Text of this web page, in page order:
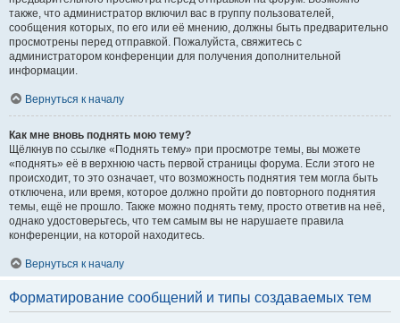
также, что администратор включил вас в группу пользователей,
сообщения которых, по его или её мнению, должны быть предварительно
просмотрены перед отправкой. Пожалуйста, свяжитесь с
администратором конференции для получения дополнительной
информации.
Вернуться к началу
Как мне вновь поднять мою тему?
Щёлкнув по ссылке «Поднять тему» при просмотре темы, вы можете
«поднять» её в верхнюю часть первой страницы форума. Если этого не
происходит, то это означает, что возможность поднятия тем могла быть
отключена, или время, которое должно пройти до повторного поднятия
темы, ещё не прошло. Также можно поднять тему, просто ответив на неё,
однако удостоверьтесь, что тем самым вы не нарушаете правила
конференции, на которой находитесь.
Вернуться к началу
Форматирование сообщений и типы создаваемых тем